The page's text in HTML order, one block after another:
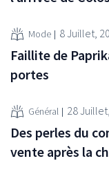
Mode 8 Juillet,
Faillite de
portes
Général 28
Des perles du
vente après la